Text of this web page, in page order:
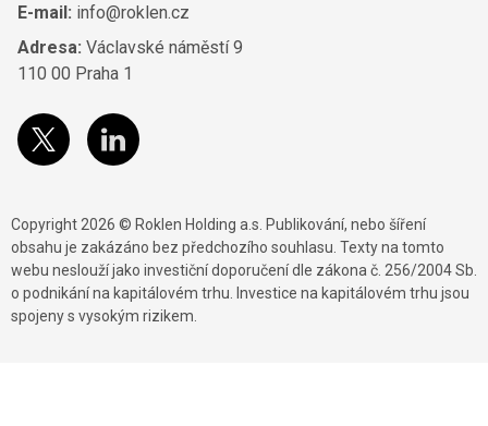
E-mail: info@roklen.cz
Adresa: Václavské náměstí 9
110 00 Praha 1
Copyright 2026 © Roklen Holding a.s. Publikování, nebo šíření
obsahu je zakázáno bez předchozího souhlasu. Texty na tomto
webu neslouží jako investiční doporučení dle zákona č. 256/2004 Sb.
o podnikání na kapitálovém trhu. Investice na kapitálovém trhu jsou
spojeny s vysokým rizikem.